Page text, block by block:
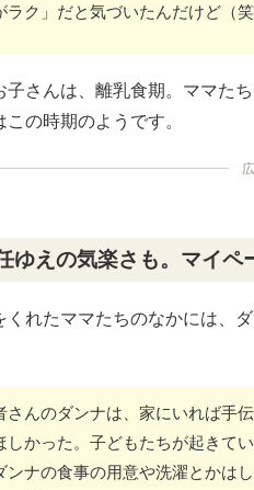
ラク」だと気づいたんだけど（
子さんは、離乳食期。ママた
の時期のようです。
ゆえの気楽さも。マイペ
くれたママたちのなかには、
さんのダンナは、家にいれば手
しかった。子どもたちが起きて
ンナの食事の用意や洗濯とかは